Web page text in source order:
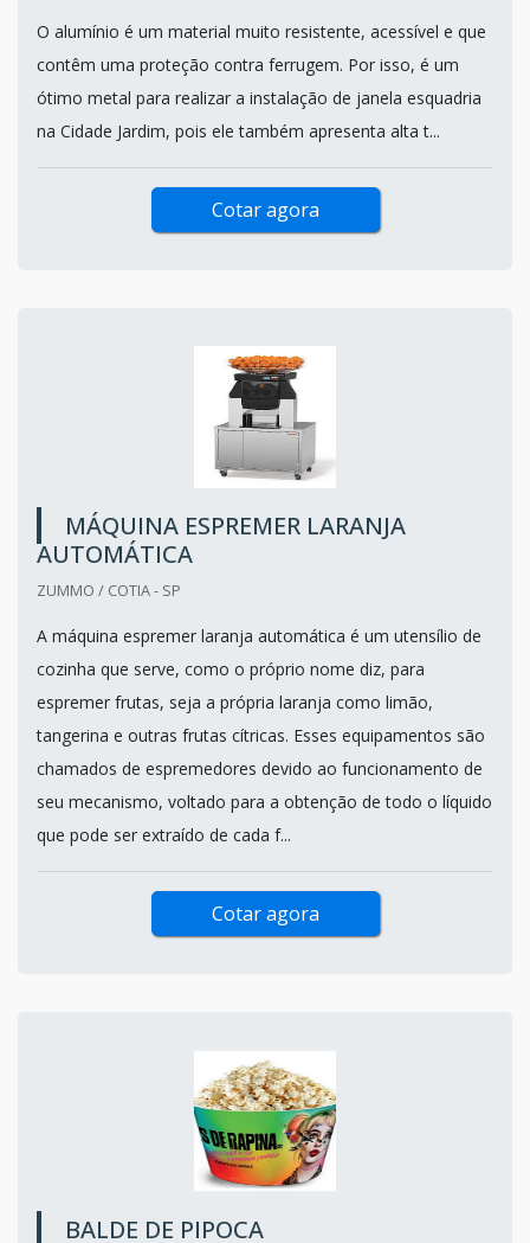
O alumínio é um material muito resistente, acessível e que
contêm uma proteção contra ferrugem. Por isso, é um
ótimo metal para realizar a instalação de janela esquadria
na Cidade Jardim, pois ele também apresenta alta t...
Cotar agora
MÁQUINA ESPREMER LARANJA
AUTOMÁTICA
ZUMMO / COTIA - SP
A máquina espremer laranja automática é um utensílio de
cozinha que serve, como o próprio nome diz, para
espremer frutas, seja a própria laranja como limão,
tangerina e outras frutas cítricas. Esses equipamentos são
chamados de espremedores devido ao funcionamento de
seu mecanismo, voltado para a obtenção de todo o líquido
que pode ser extraído de cada f...
Cotar agora
BALDE DE PIPOCA